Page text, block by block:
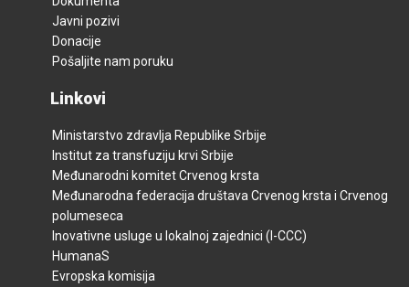
Javni pozivi
Donacije
Pošaljite nam poruku
Linkovi
Ministarstvo zdravlja Republike Srbije
Institut za transfuziju krvi Srbije
Međunarodni komitet Crvenog krsta
Međunarodna federacija društava Crvenog krsta i Crvenog
polumeseca
Inovativne usluge u lokalnoj zajednici (I-CCC)
HumanaS
Evropska komisija